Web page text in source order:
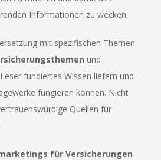
Informationen zu wecken.
mit spezifischen Themen
und
fundiertes Wissen liefern und
fungieren können. Nicht
Quellen für
für Versicherungen